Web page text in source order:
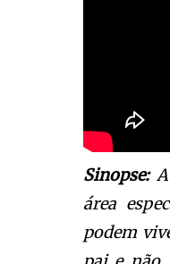
Sinopse:
área
podem